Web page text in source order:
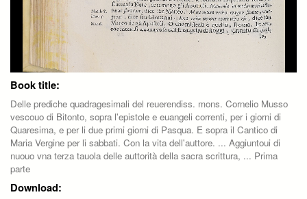
Book title:
Delle prediche quadragesimali del reuerendiss. mons. Cornelio Musso
vescouo di Bitonto, sopra l'epistole e euangeli correnti, per i giorni di
Quaresima, e per li due primi giorni di Pasqua. E sopra il Cantico di
Maria Vergine per li sabbati. Con la vita dell'auttore. ... Aggiuntoui di
nuouo vna terza tauola delle auttorità della sacra scrittura, ... Prima
parte
Download: